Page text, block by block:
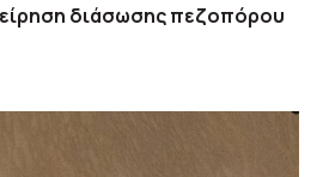
διάσωσης πεζοπόρου